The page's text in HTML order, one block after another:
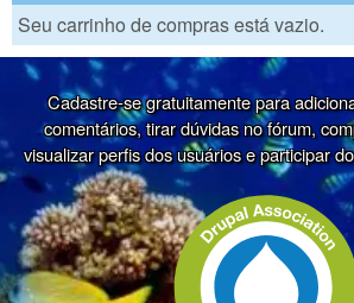
Seu carrinho de compras está vazio.
Cadastre-se gratuitamente para
comentários, tirar dúvidas no fórum,
visualizar perfis dos usuários e participar